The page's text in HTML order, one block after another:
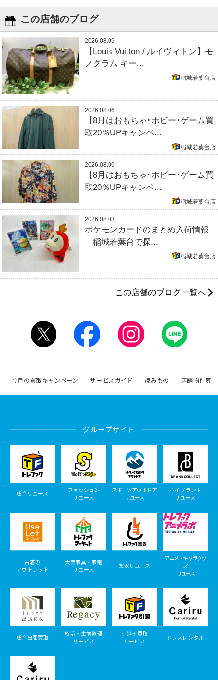
この店舗のブログ
2026.08.09
【Louis Vuitton / ルイヴィトン】モ
ノグラム キー...
稲城若葉台店
2026.08.06
【8月はおもちゃ･ホビー･ゲーム買
取20％UPキャンペ...
稲城若葉台店
2026.08.06
【8月はおもちゃ･ホビー･ゲーム買
取20％UPキャンペ...
稲城若葉台店
2026.08.03
ポケモンカードのまとめ入荷情報
｜稲城若葉台で探...
稲城若葉台店
この店舗のブログ一覧へ
今月の買取キャンペーン サービスガイド 読みもの 店舗物件募集
グループサイト
総合リユース
ファッション
リユース
スポーツアウトドア
リユース
ハイブランド
リユース
古着の
アウトレット
大型家具・家電
リユース
楽器リユース
アニメ・キャラグッ
ズ
リユース
総合出張買取
終活・生前整理
サービス
引越＋買取
サービス
ドレスレンタル